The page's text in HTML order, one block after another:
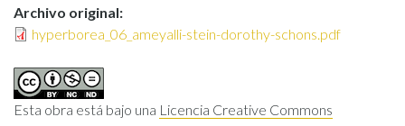
Archivo original
hyperborea_06_ameyalli-stein-dorothy-schons.pdf
Esta obra está bajo una Licencia Creative Commons